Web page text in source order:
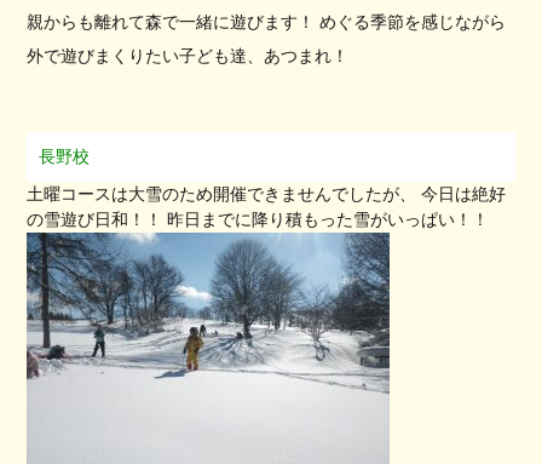
親からも離れて森で一緒に遊びます！ めぐる季節を感じながら
外で遊びまくりたい子ども達、あつまれ！
長野校
土曜コースは大雪のため開催できませんでしたが、 今日は絶好
の雪遊び日和！！ 昨日までに降り積もった雪がいっぱい！！